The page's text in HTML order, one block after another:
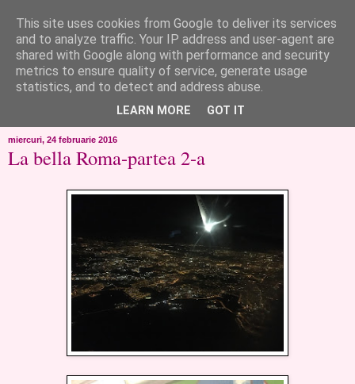
like ?...or not!
..de toate!!!!!..alandala...cum imi trec prin minte..si cum am
chef..incercate pe pielea mea..
miercuri, 24 februarie 2016
La bella Roma-partea 2-a
This site uses cookies from Google to deliver its services
and to analyze traffic. Your IP address and user-agent are
shared with Google along with performance and security
metrics to ensure quality of service, generate usage
statistics, and to detect and address abuse.
LEARN MORE GOT IT